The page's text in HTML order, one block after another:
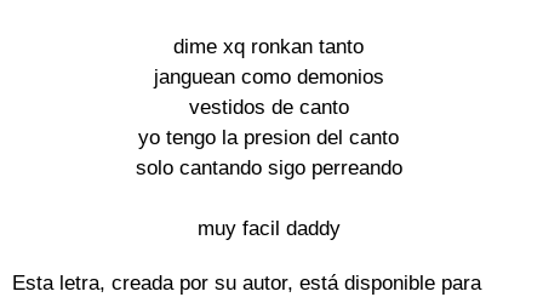
dime xq ronkan tanto
janguean como demonios
vestidos de canto
yo tengo la presion del canto
solo cantando sigo perreando
muy facil daddy
Esta letra, creada por su autor, está disponible para